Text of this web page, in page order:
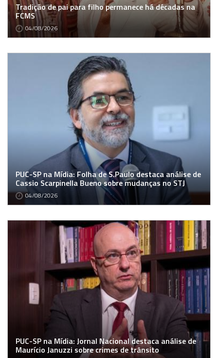
Tradição de pai para filho permanece há décadas na
FCMS
04/08/2026
PUC-SP na Mídia: Folha de S.Paulo destaca análise de
Cassio Scarpinella Bueno sobre mudanças no STJ
04/08/2026
PUC-SP na Mídia: Jornal Nacional destaca análise de
Maurício Januzzi sobre crimes de trânsito